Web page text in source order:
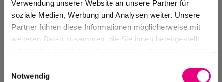
Verwendung unserer Website an unsere Partner für
soziale Medien, Werbung und Analysen weiter. Unsere
Partner führen diese Informationen möglicherweise mit
weiteren Daten zusammen, die Sie ihnen bereitgestellt
Notwendig
Events Archive
Past events, festivals, and venues